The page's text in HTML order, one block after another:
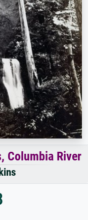
Columbia River